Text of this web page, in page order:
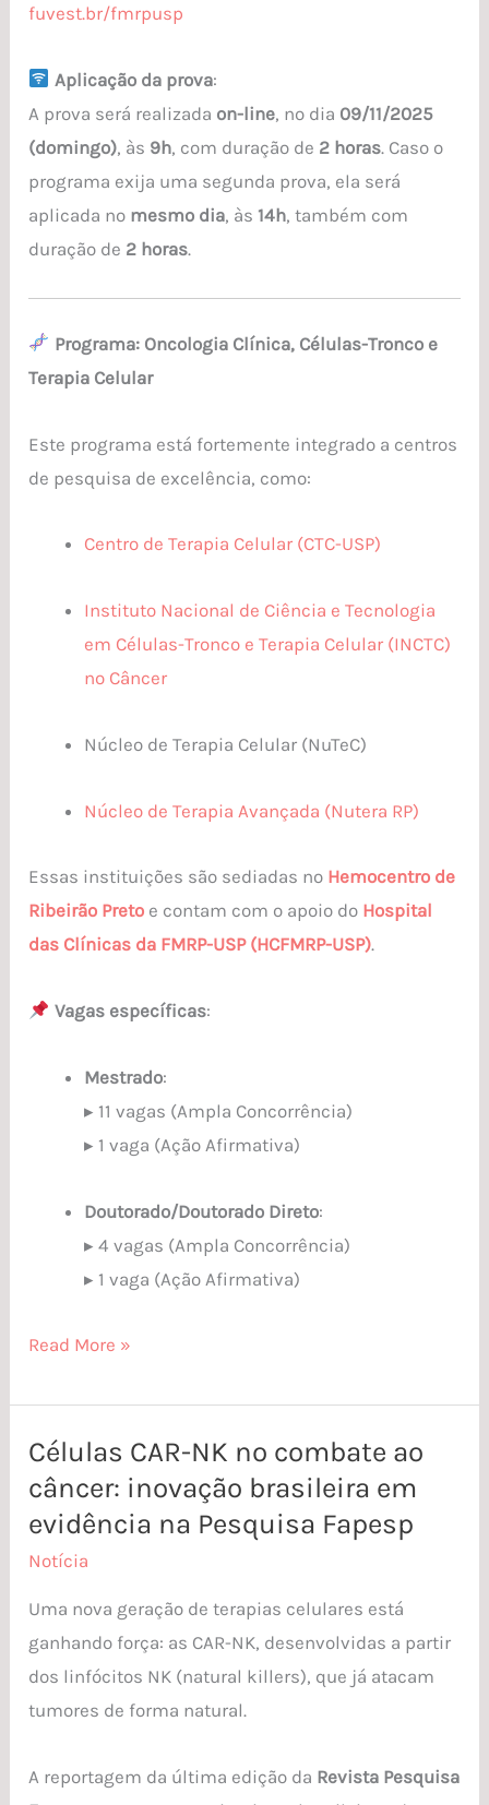
fuvest.br/fmrpusp
Aplicação da prova:
A prova será realizada on-line, no dia 09/11/2025
(domingo), às 9h, com duração de 2 horas. Caso o
programa exija uma segunda prova, ela será
aplicada no mesmo dia, às14h, também com
duração de 2 horas.
Programa: Oncologia Clínica, Células-Tronco e
Terapia Celular
Este programa está fortemente integrado a centros
de pesquisa de excelência, como:
Centro de Terapia Celular (CTC-USP)
Instituto Nacional de Ciência e Tecnologia
em Células-Tronco e Terapia Celular (INCTC)
no Câncer
Núcleo de Terapia Celular (NuTeC)
Núcleo de Terapia Avançada (Nutera RP)
Essas instituições são sediadas no Hemocentro de
Ribeirão Preto e contam com o apoio do Hospital
das Clínicas da FMRP-USP (HCFMRP-USP).
Vagas específicas:
Mestrado:
▸ 11 vagas (Ampla Concorrência)
▸ 1 vaga (Ação Afirmativa)
Doutorado/Doutorado Direto:
▸ 4 vagas (Ampla Concorrência)
▸ 1 vaga (Ação Afirmativa)
Read More »
Células CAR-NK no combate ao
câncer: inovação brasileira em
evidência na Pesquisa Fapesp
Notícia
Uma nova geração de terapias celulares está
ganhando força: as CAR-NK, desenvolvidas a partir
dos linfócitos NK (natural killers), que já atacam
tumores de forma natural.
A reportagem da última edição da Revista Pesquisa
Células
CAR-
NK
no
ao
câncer:
inovação
brasileira
evidência